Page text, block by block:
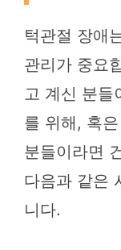
턱관절 장애
관리가 중요
고 계신 분들
를 위해, 혹
분들이라면
다음과 같은
니다.